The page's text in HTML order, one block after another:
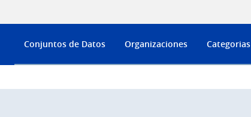
Conjuntos de Datos Organizaciones Categorias